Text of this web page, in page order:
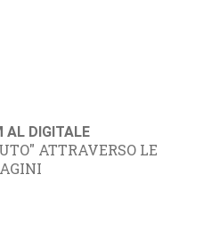
AL DIGITALE
ATTRAVERSO LE